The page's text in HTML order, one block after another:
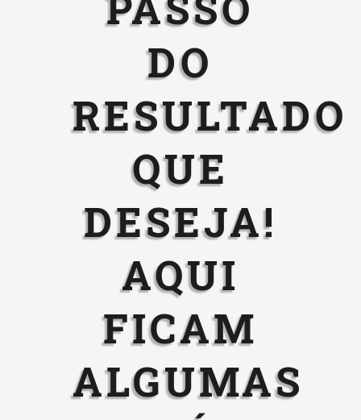
DO
RESULTADO
QUE
DESEJA!
AQUI
FICAM
ALGUMAS